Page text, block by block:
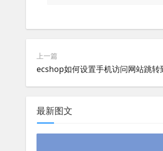
上一篇
ecshop如何设置手机访问网站跳转
最新图文